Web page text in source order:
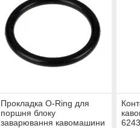
Прокладка O-Ring для
поршня блоку
заварювання кавомашини